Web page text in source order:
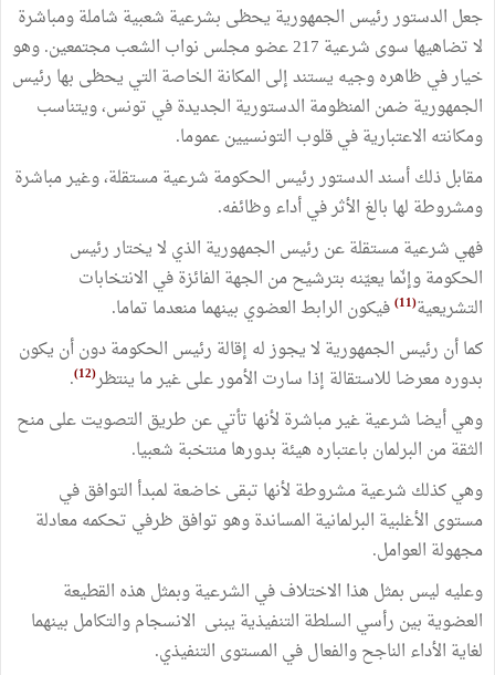
‏جعل الدستور رئيس الجمهورية يحظى بشرعية شعبية شاملة ومباشرة
لا تضاهيها سوى شرعية 217 عضو مجلس نواب الشعب مجتمعين. وهو
خيار في ظاهره وجيه يستند إلى المكانة الخاصة التي يحظى بها رئيس
الجمهورية ضمن المنظومة الدستورية الجديدة في تونس، ويتناسب
ومكانته الاعتبارية في قلوب التونسيين عموما.
‏مقابل ذلك أسند الدستور رئيس الحكومة شرعية مستقلة، وغير مباشرة
ومشروطة لها بالغ الأثر في أداء وظائفه.
‏فهي شرعية مستقلة عن رئيس الجمهورية الذي لا يختار رئيس
الحكومة وإنّما يعيّنه بترشيح من الجهة الفائزة في الانتخابات
التشريعية(11)
فيكون الرابط العضوي بينهما منعدما تماما.
‏كما أن رئيس الجمهورية لا يجوز له إقالة رئيس الحكومة دون أن يكون
بدوره معرضا للاستقالة إذا سارت الأمور على غير ما ينتظر(12)
.
‏وهي أيضا شرعية غير مباشرة لأنها تأتي عن طريق التصويت على منح
الثقة من البرلمان باعتباره هيئة بدورها منتخبة شعبيا.
‏وهي كذلك شرعية مشروطة لأنها تبقى خاضعة لمبدأ التوافق في
مستوى الأغلبية البرلمانية المساندة وهو توافق ظرفي تحكمه معادلة
مجهولة العوامل.
‏وعليه ليس بمثل هذا الاختلاف في الشرعية وبمثل هذه القطيعة
العضوية بين رأسي السلطة التنفيذية يبنى الانسجام والتكامل بينهما
لغاية الأداء الناجح والفعال في المستوى التنفيذي.